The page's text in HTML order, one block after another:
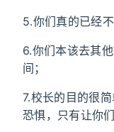
5.你们真的已经
6.你们本该去其
间；
7.校长的目的很
恐惧，只有让你